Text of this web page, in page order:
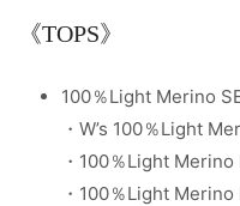
《TOPS》
100％Light Merino
・W’s 100％Light
・100％Light
・100％Light